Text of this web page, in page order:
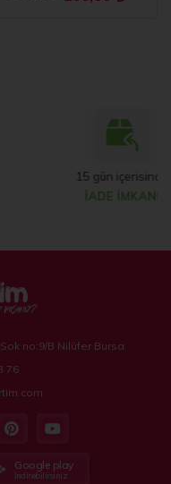
15 gün içerisinde
İADE İMKANI
no:9/B Nilüfer Bursa
76
Google play
İndirebilirsiniz